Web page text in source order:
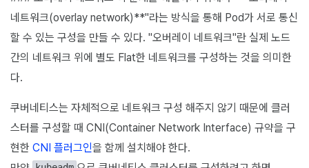
네트워크(overlay network)**"라는 방식을 통해 Pod가 서로 통신
할 수 있는 구성을 만들 수 있다. "오버레이 네트워크"란 실제 노드
간의 네트워크 위에 별도 Flat한 네트워크를 구성하는 것을 의미한
다.
쿠버네티스는 자체적으로 네트워크 구성 해주지 않기 때문에 클러
스터를 구성할 때 CNI(Container Network Interface) 규약을 구
현한 CNI 플러그인을 함께 설치해야 한다.